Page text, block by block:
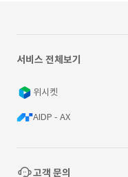
서비스 전체보기
위시켓
AIDP - AX
고객 문의